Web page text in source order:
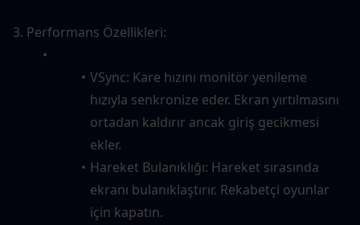
3. Performans Özellikleri:
VSync: Kare hızını monitör yenileme
hızıyla senkronize eder. Ekran yırtılmasını
ortadan kaldırır ancak giriş gecikmesi
ekler.
Hareket Bulanıklığı: Hareket sırasında
ekranı bulanıklaştırır. Rekabetçi oyunlar
için kapatın.